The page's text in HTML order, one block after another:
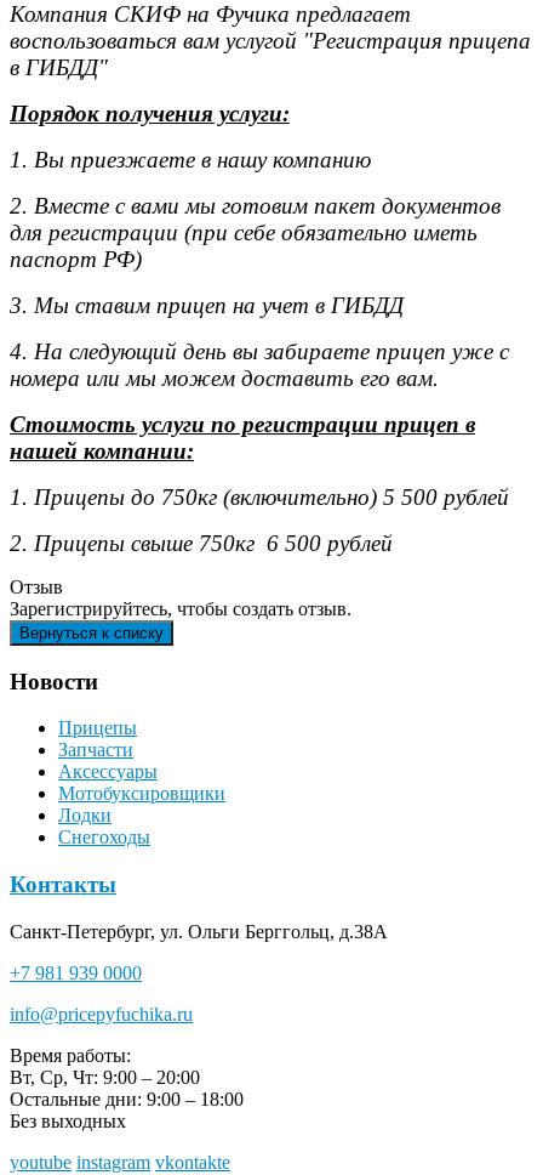
Компания СКИФ на Фучика предлагает
воспользоваться вам услугой "Регистрация прицепа
в ГИБДД"
Порядок получения услуги:
1. Вы приезжаете в нашу компанию
2. Вместе с вами мы готовим пакет документов
для регистрации (при себе обязательно иметь
паспорт РФ)
3. Мы ставим прицеп на учет в ГИБДД
4. На следующий день вы забираете прицеп уже с
номера или мы можем доставить его вам.
Стоимость услуги по регистрации прицеп в
нашей компании:
1. Прицепы до 750кг (включительно) 5 500 рублей
2. Прицепы свыше 750кг 6 500 рублей
Отзыв
Зарегистрируйтесь, чтобы создать отзыв.
Новости
Прицепы
Запчасти
Аксессуары
Мотобуксировщики
Лодки
Снегоходы
Контакты
Санкт-Петербург, ул. Ольги Берггольц, д.38А
+7 981 939 0000
info@pricepyfuchika.ru
Время работы:
Вт, Ср, Чт: 9:00 – 20:00
Остальные дни: 9:00 – 18:00
Без выходных
youtube instagram vkontakte